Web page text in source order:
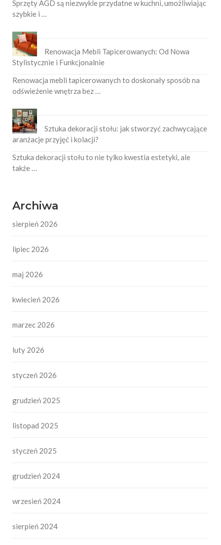
Sprzęty AGD są niezwykle przydatne w kuchni, umożliwiając
szybkie i …
Renowacja Mebli Tapicerowanych: Od Nowa
Stylistycznie i Funkcjonalnie
Renowacja mebli tapicerowanych to doskonały sposób na
odświeżenie wnętrza bez …
Sztuka dekoracji stołu: jak stworzyć zachwycające
aranżacje przyjęć i kolacji?
Sztuka dekoracji stołu to nie tylko kwestia estetyki, ale
także …
Archiwa
sierpień 2026
lipiec 2026
maj 2026
kwiecień 2026
marzec 2026
luty 2026
styczeń 2026
grudzień 2025
listopad 2025
styczeń 2025
grudzień 2024
wrzesień 2024
sierpień 2024